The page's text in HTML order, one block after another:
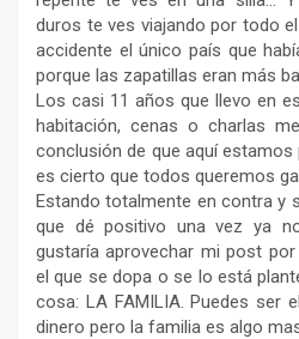
duros te ves viajando por todo
accidente el único país que
porque las zapatillas eran más
Los casi 11 años que llevo en
habitación, cenas o charlas
conclusión de que aquí estamos
es cierto que todos queremos
Estando totalmente en contra y
que dé positivo una vez ya
gustaría aprovechar mi post
el que se dopa o se lo está
cosa: LA FAMILIA. Puedes ser
dinero pero la familia es algo